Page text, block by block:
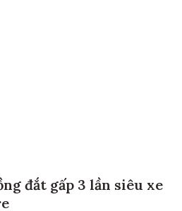
đắt gấp 3 lần siêu xe